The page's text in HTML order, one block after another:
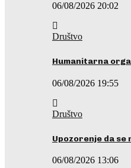
06/08/2026 20:02
Društvo
Humanitarna
06/08/2026 19:55
Društvo
Upozorenje da
06/08/2026 13:06